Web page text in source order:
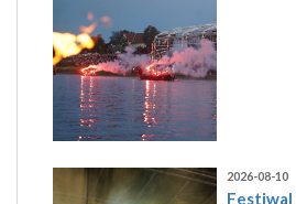
2026-08-10
Festiwal